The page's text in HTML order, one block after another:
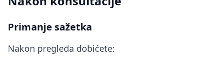
Primanje sažetka
Nakon pregleda dobićete: